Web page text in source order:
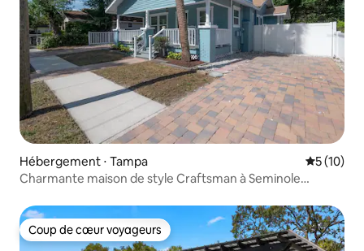
Hébergement ⋅ Tampa
5 (10)
Charmante maison de style Craftsman à Seminole
Coup de cœur voyageurs
Coup de cœur voyageurs